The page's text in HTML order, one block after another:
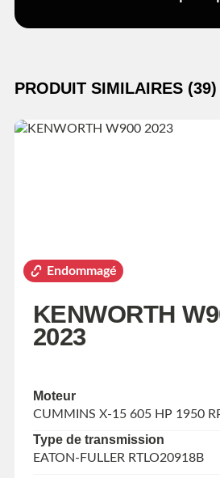
PRODUIT SIMILAIRES (39)
Endommagé
KENWORTH
2023
Moteur
CUMMINS X-15 605 HP 1950
Type de transmission
EATON-FULLER RTLO20918B